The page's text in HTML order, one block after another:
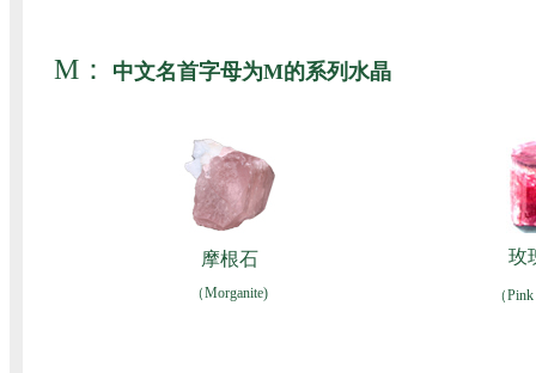
M： 中文名首字母为M的系列水晶
摩根石
（Morganite)
玫
（